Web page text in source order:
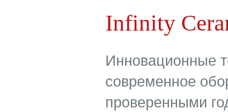
Infinity
Инновационные
современное
проверенными